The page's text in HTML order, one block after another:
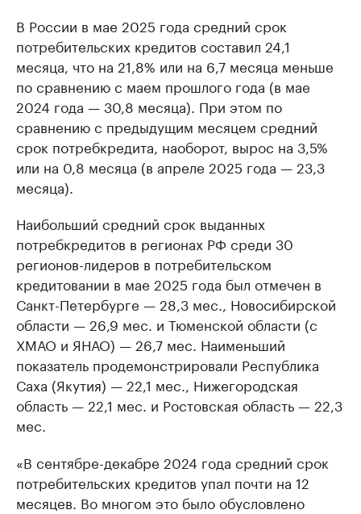
В России в мае 2025 года средний срок
потребительских кредитов составил 24,1
месяца, что на 21,8% или на 6,7 месяца меньше
по сравнению с маем прошлого года (в мае
2024 года — 30,8 месяца). При этом по
сравнению с предыдущим месяцем средний
срок потребкредита, наоборот, вырос на 3,5%
или на 0,8 месяца (в апреле 2025 года — 23,3
месяца).
Наибольший средний срок выданных
потребкредитов в регионах РФ среди 30
регионов-лидеров в потребительском
кредитовании в мае 2025 года был отмечен в
Санкт-Петербурге — 28,3 мес., Новосибирской
области — 26,9 мес. и Тюменской области (с
ХМАО и ЯНАО) — 26,7 мес. Наименьший
показатель продемонстрировали Республика
Саха (Якутия) — 22,1 мес., Нижегородская
область — 22,1 мес. и Ростовская область — 22,3
мес.
«В сентябре-декабре 2024 года средний срок
потребительских кредитов упал почти на 12
месяцев. Во многом это было обусловлено